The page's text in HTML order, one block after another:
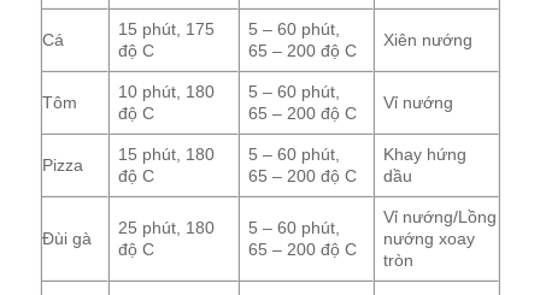
Cá
15 phút, 175
độ C
5 – 60 phút,
65 – 200 độ C
Xiên nướng
Tôm
10 phút, 180
độ C
5 – 60 phút,
65 – 200 độ C
Vỉ nướng
Pizza
15 phút, 180
độ C
5 – 60 phút,
65 – 200 độ C
Khay hứng
dầu
Đùi gà
25 phút, 180
độ C
5 – 60 phút,
65 – 200 độ C
Vỉ nướng/Lồng
nướng xoay
tròn